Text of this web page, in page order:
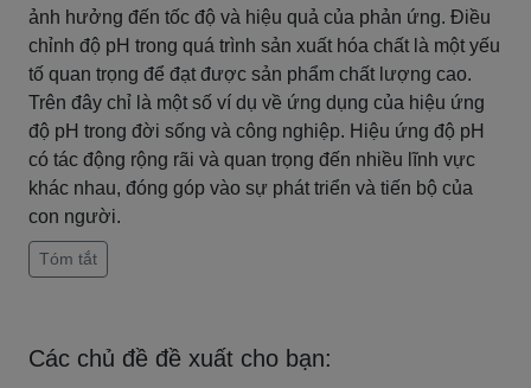
ảnh hưởng đến tốc độ và hiệu quả của phản ứng. Điều
chỉnh độ pH trong quá trình sản xuất hóa chất là một yếu
tố quan trọng để đạt được sản phẩm chất lượng cao.
Trên đây chỉ là một số ví dụ về ứng dụng của hiệu ứng
độ pH trong đời sống và công nghiệp. Hiệu ứng độ pH
có tác động rộng rãi và quan trọng đến nhiều lĩnh vực
khác nhau, đóng góp vào sự phát triển và tiến bộ của
con người.
Tóm tắt
Các chủ đề đề xuất cho bạn: